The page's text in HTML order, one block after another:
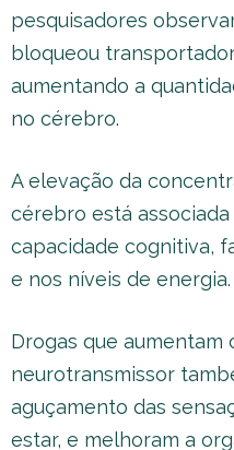
pesquisadores
bloqueou
aumentando a
no cérebro.
A elevação da
cérebro está
capacidade cognitiva,
e nos níveis de energia.
Drogas que aumentam
neurotransmissor
aguçamento das
estar, e melhoram a